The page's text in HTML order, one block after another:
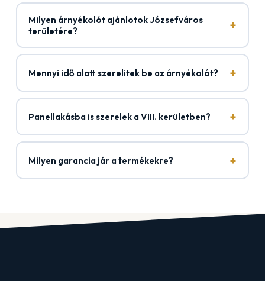
Milyen árnyékolót ajánlotok Józsefváros
területére?
+
Mennyi idő alatt szerelitek be az árnyékolót? +
Panellakásba is szerelek a VIII. kerületben? +
Milyen garancia jár a termékekre? +